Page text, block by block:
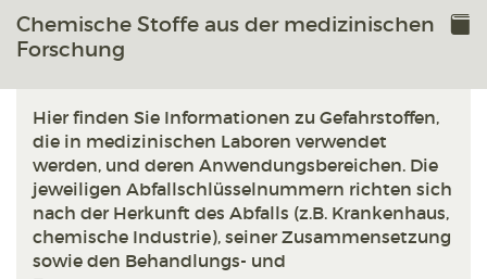
Chemische Stoffe aus der medizinischen
Forschung
Hier finden Sie Informationen zu Gefahrstoffen,
die in medizinischen Laboren verwendet
werden, und deren Anwendungsbereichen. Die
jeweiligen Abfallschlüsselnummern richten sich
nach der Herkunft des Abfalls (z.B. Krankenhaus,
chemische Industrie), seiner Zusammensetzung
sowie den Behandlungs- und